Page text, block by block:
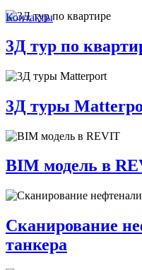
Контакты
3Д тур по
3Д туры
BIM модель в
Сканирование
танкера